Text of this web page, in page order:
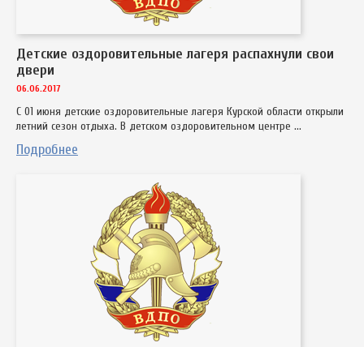
Детские оздоровительные лагеря распахнули свои
двери
06.06.2017
С 01 июня детские оздоровительные лагеря Курской области открыли
летний сезон отдыха. В детском оздоровительном центре ...
Подробнее